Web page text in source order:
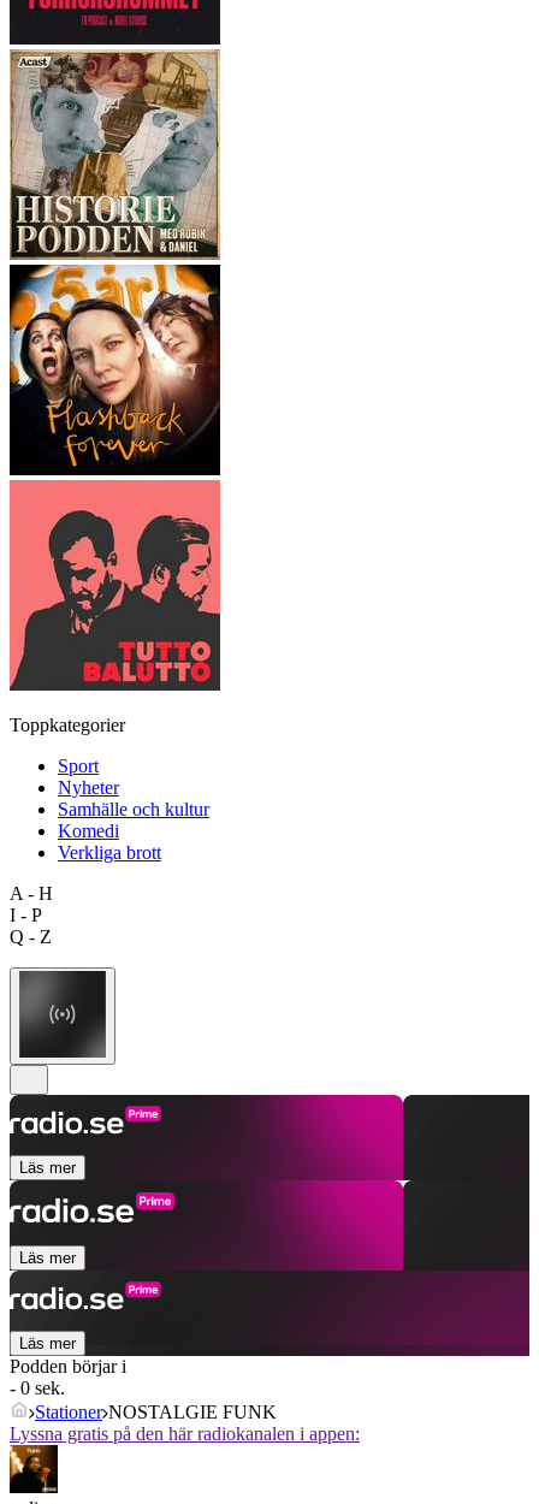
Toppkategorier
Sport
Nyheter
Samhälle och kultur
Komedi
Verkliga brott
A - H
I - P
Q - Z
Läs mer
Läs mer
Läs mer
Podden börjar i
- 0 sek.
Stationer NOSTALGIE FUNK
Lyssna gratis på den här radiokanalen i appen: